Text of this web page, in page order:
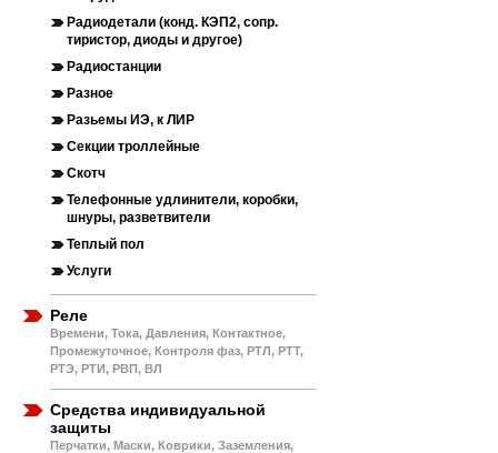
Радиодетали (конд. КЭП2, сопр.
тиристор, диоды и другое)
Радиостанции
Разное
Разьемы ИЭ, к ЛИР
Секции троллейные
Скотч
Телефонные удлинители, коробки,
шнуры, разветвители
Теплый пол
Услуги
Реле
Времени, Тока, Давления, Контактное,
Промежуточное, Контроля фаз, РТЛ, РТТ,
РТЭ, РТИ, РВП, ВЛ
Средства индивидуальной
защиты
Перчатки, Маски, Коврики, Заземления,